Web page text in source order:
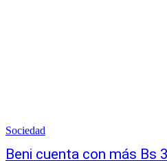
Sociedad
Beni cuenta con más Bs